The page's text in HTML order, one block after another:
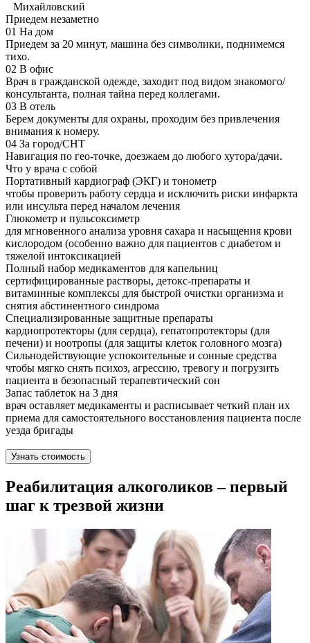
Михайловский
Приедем незаметно
01 На дом
Приедем за 20 минут, машина без символики, поднимемся
тихо.
02 В офис
Врач в гражданской одежде, заходит под видом знакомого/
консультанта, полная тайна перед коллегами.
03 В отель
Берем документы для охраны, проходим без привлечения
внимания к номеру.
04 За город/СНТ
Навигация по гео-точке, доезжаем до любого хутора/дачи.
Что у врача с собой
Портативный кардиограф (ЭКГ) и тонометр
чтобы проверить работу сердца и исключить риски инфаркта
или инсульта перед началом лечения
Глюкометр и пульсоксиметр
для мгновенного анализа уровня сахара и насыщения крови
кислородом (особенно важно для пациентов с диабетом и
тяжелой интоксикацией
Полный набор медикаментов для капельниц
сертифицированные растворы, детокс-препараты и
витаминные комплексы для быстрой очистки организма и
снятия абстинентного синдрома
Специализированные защитные препараты
кардиопротекторы (для сердца), гепатопротекторы (для
печени) и ноотропы (для защиты клеток головного мозга)
Сильнодействующие успокоительные и сонные средства
чтобы мягко снять психоз, агрессию, тревогу и погрузить
пациента в безопасный терапевтический сон
Запас таблеток на 3 дня
врач оставляет медикаменты и расписывает четкий план их
приема для самостоятельного восстановления пациента после
уезда бригады
Узнать стоимость
Реабилитация алкоголиков – первый
шаг к трезвой жизни